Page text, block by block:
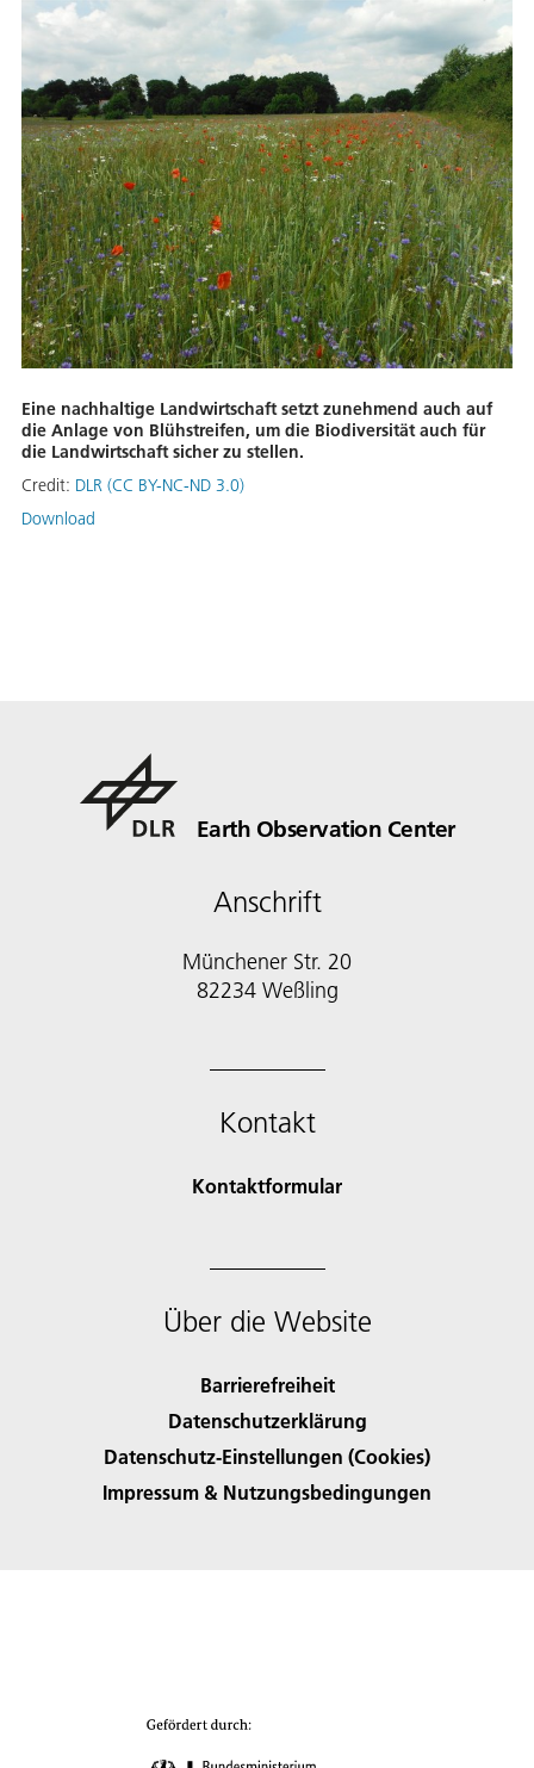
Eine nachhaltige Landwirtschaft setzt zunehmend auch auf
die Anlage von Blühstreifen, um die Biodiversität auch für
die Landwirtschaft sicher zu stellen.
Credit: DLR (CC BY-NC-ND 3.0)
Download
Earth Observation Center
Anschrift
Münchener Str. 20
Kontakt
Kontaktformular
Über die Website
Barrierefreiheit
Datenschutzerklärung
Datenschutz-Einstellungen (Cookies)
Impressum & Nutzungsbedingungen